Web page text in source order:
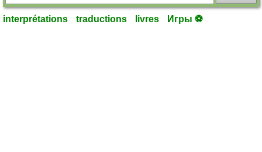
interprétations traductions livres Игры ⚽